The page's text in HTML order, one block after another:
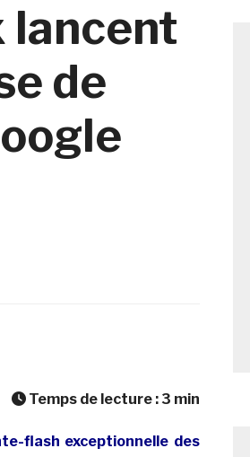
lancent
de
Temps de lecture : 3 min
flash exceptionnelle des